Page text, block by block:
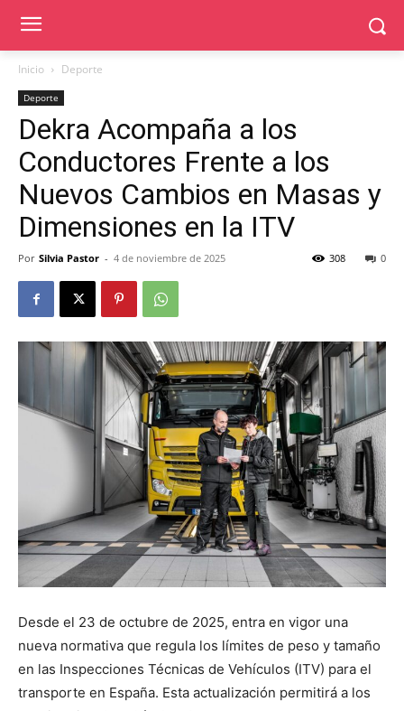
Inicio Deporte
Deporte
Dekra Acompaña a los
Conductores Frente a los
Nuevos Cambios en Masas y
Dimensiones en la ITV
Por Silvia Pastor - 4 de noviembre de 2025 0
308
Desde el 23 de octubre de 2025, entra en vigor una
nueva normativa que regula los límites de peso y tamaño
en las Inspecciones Técnicas de Vehículos (ITV) para el
transporte en España. Esta actualización permitirá a los